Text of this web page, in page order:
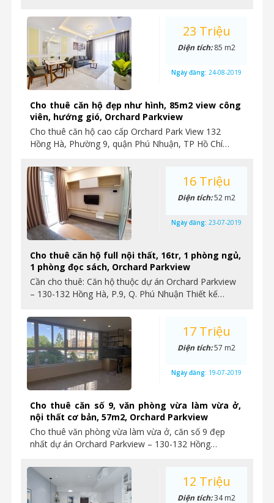
Cho thuê căn hộ đẹp như hình, 85m2 view công
viên, hướng gió, Orchard Parkview
Cho thuê căn hộ cao cấp Orchard Park View 132
Hồng Hà, Phường 9, quận Phú Nhuận, TP Hồ Chí…
23 Triệu
Diện tích:85 m2
Ngày đăng: 24-08-2019
Cho thuê căn hộ full nội thất, 16tr, 1 phòng ngủ,
1 phòng đọc sách, Orchard Parkview
Cần cho thuê: Căn hộ thuộc dự án Orchard Parkview
– 130-132 Hồng Hà, P.9, Q. Phú Nhuận Thiết kế…
16 Triệu
Diện tích:52 m2
Ngày đăng: 23-07-2019
Cho thuê căn số 9, văn phòng vừa làm vừa ở,
nội thất cơ bản, 57m2, Orchard Parkview
Cho thuê văn phòng vừa làm vừa ở, căn số 9 đẹp
nhất dự án Orchard Parkview – 130-132 Hồng…
17 Triệu
Diện tích:57 m2
Ngày đăng: 19-07-2019
12 Triệu
Diện tích:34 m2